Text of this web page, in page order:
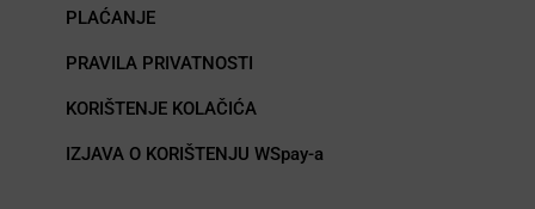
PLAĆANJE
PRAVILA PRIVATNOSTI
KORIŠTENJE KOLAČIĆA
IZJAVA O KORIŠTENJU WSpay-a